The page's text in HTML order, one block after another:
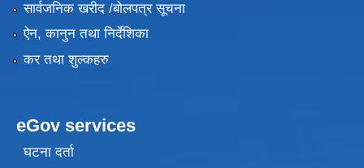
सार्वजनिक खरीद /बोलपत्र सूचना
ऐन, कानुन तथा निर्देशिका
कर तथा शुल्कहरु
eGov services
घटना दर्ता